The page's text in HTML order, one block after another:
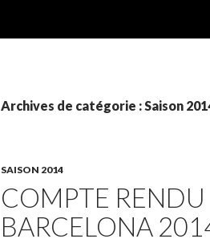
Archives de catégorie : Saison
SAISON 2014
COMPTE
BARCELONA